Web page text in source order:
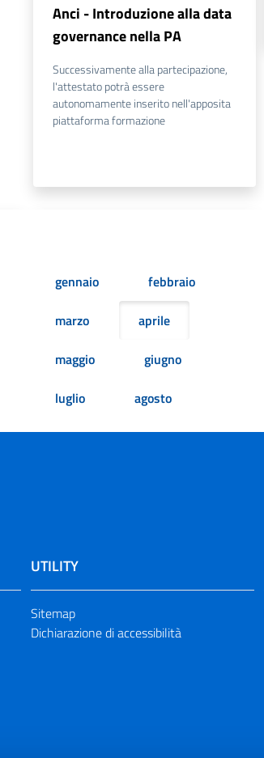
Anci - Introduzione alla data
governance nella PA
Successivamente alla partecipazione,
l'attestato potrà essere
autonomamente inserito nell'apposita
piattaforma formazione
gennaio
febbraio
marzo
aprile
maggio
giugno
luglio
agosto
UTILITY
Sitemap
Dichiarazione di accessibilità